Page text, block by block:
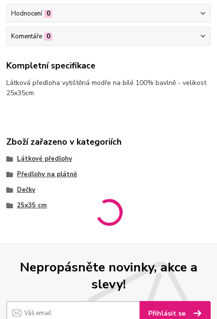
Hodnocení 0
Komentáře 0
Kompletní specifikace
Látková předloha vytištěná modře na bílé 100% bavlně - velikost
25x35cm
Zboží zařazeno v kategoriích
Látkové předlohy
Předlohy na plátně
Dečky
25x35 cm
Nepropásněte novinky, akce a
slevy!
Přihlásit se